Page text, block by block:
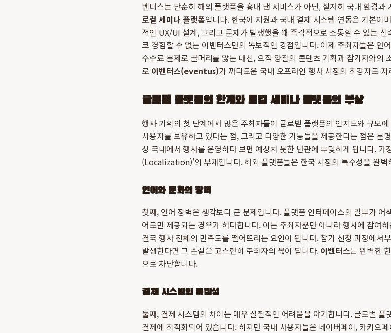
벤터스는 단순히 해외 플랫폼을 흉내 낸 서비스가 아닌, 철저히 국내 환경과
로컬 세미나 플랫폼입니다. 한국어 지원과 국내 결제 시스템 연동은 기본이
적인 UX/UI 설계, 그리고 문제가 발생했을 때 즉각적으로 소통할 수 있는
코 경험할 수 없는 이벤터스만의 독보적인 강점입니다. 이제 주최자들은 언
수수료 문제로 골머리를 앓는 대신, 오직 양질의 콘텐츠 기획과 참가자와의
로 이벤터스(eventus)가 까다로운 국내 오프라인 행사 시장의 최강자로
글로벌 플랫폼의 한계와 로컬 세미나 플랫폼의 부상
행사 기획의 첫 단계에서 많은 주최자들이 글로벌 플랫폼의 인지도와 규모
사용자를 보유하고 있다는 점, 그리고 다양한 기능들을 제공한다는 점은 분
상 국내에서 행사를 운영하다 보면 예상치 못한 난관에 부딪히게 됩니다. 가
(Localization)'의 부재입니다. 해외 플랫폼들은 한국 시장의 특수성을 완벽
언어와 문화의 장벽
첫째, 언어 장벽은 생각보다 큰 문제입니다. 플랫폼 인터페이스의 일부가 어
어로만 제공되는 경우가 허다합니다. 이는 주최자뿐만 아니라 행사에 참여
결국 행사 전체의 만족도를 떨어뜨리는 요인이 됩니다. 참가 신청 과정에서
발생한다면 그 손실은 고스란히 주최자의 몫이 됩니다. 이벤터스는 완벽한
으로 차단합니다.
결제 시스템의 복잡성
둘째, 결제 시스템의 차이는 매우 실질적인 어려움을 야기합니다. 글로벌 플
결제에 최적화되어 있습니다. 하지만 국내 사용자들은 네이버페이, 카카오